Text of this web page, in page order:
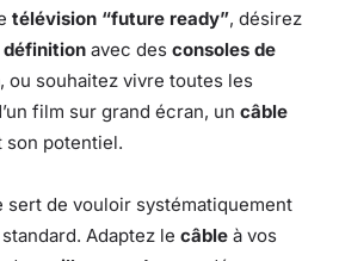
télévision “future ready”, désirez
avec des consoles de
, ou souhaitez vivre toutes les
film sur grand écran, un câble
son potentiel.
sert de vouloir systématiquement
Adaptez le câble à vos